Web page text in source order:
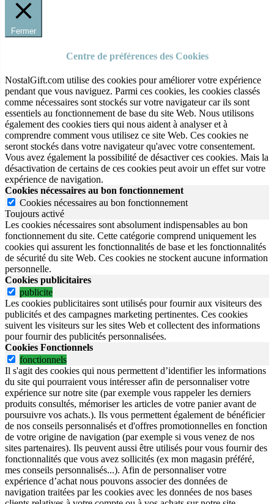
Fermer
Centre de préférences des Cookies
NostalGift.com utilise des cookies pour améliorer votre expérience
pendant que vous naviguez. Parmi ces cookies, les cookies classés
comme nécessaires sont stockés sur votre navigateur car ils sont
essentiels au fonctionnement de base du site Web. Nous utilisons
également des cookies tiers qui nous aident à analyser et à
comprendre comment vous utilisez ce site Web. Ces cookies ne
seront stockés dans votre navigateur qu'avec votre consentement.
Vous avez également la possibilité de désactiver ces cookies. Mais la
désactivation de certains de ces cookies peut avoir un effet sur votre
expérience de navigation.
Cookies nécessaires au bon fonctionnement
Cookies nécessaires au bon fonctionnement
Toujours activé
Les cookies nécessaires sont absolument indispensables au bon
fonctionnement du site. Cette catégorie comprend uniquement les
cookies qui assurent les fonctionnalités de base et les fonctionnalités
de sécurité du site Web. Ces cookies ne stockent aucune information
personnelle.
Cookies publicitaires
publicite
Les cookies publicitaires sont utilisés pour fournir aux visiteurs des
publicités et des campagnes marketing pertinentes. Ces cookies
suivent les visiteurs sur les sites Web et collectent des informations
pour fournir des publicités personnalisées.
Cookies Fonctionnels
fonctionnels
Il s'agit des cookies qui nous permettent d’identifier les informations
du site qui pourraient vous intéresser afin de personnaliser votre
expérience sur notre site (par exemple vous rappeler les derniers
produits consultés, mémoriser les articles de votre panier avant de
poursuivre vos achats.). Ils vous permettent également de bénéficier
de nos conseils personnalisés et d'offres promotionnelles en fonction
de votre origine de navigation (par exemple si vous venez de nos
sites partenaires). Ils peuvent aussi être utilisés pour vous fournir des
fonctionnalités que vous avez sollicités (ex mon magasin préféré,
mes conseils personnalisés...). Afin de personnaliser votre
expérience d’achat nous pouvons associer des données de
navigation traitées par les cookies avec les données de nos bases